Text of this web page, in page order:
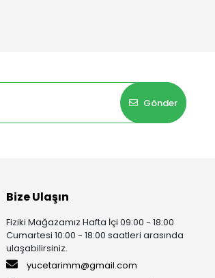
Gönder
Bize Ulaşın
Fiziki Mağazamız Hafta İçi 09:00 - 18:00
Cumartesi 10:00 - 18:00 saatleri arasında
ulaşabilirsiniz.
yucetarimm@gmail.com